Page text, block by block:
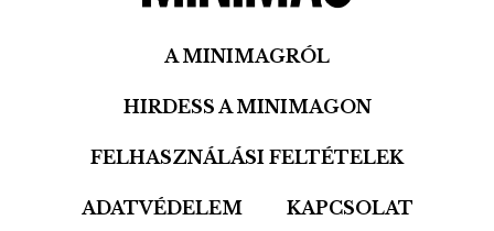
A MINIMAGRÓL
HIRDESS A MINIMAGON
FELHASZNÁLÁSI FELTÉTELEK
ADATVÉDELEM KAPCSOLAT